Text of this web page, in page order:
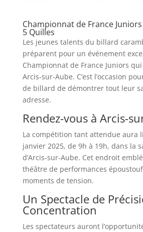
Championnat de France
5 Quilles
Les jeunes talents du billard
préparent pour un événement
Championnat de France Juniors
Arcis-sur-Aube. C’est l’occasion
de billard de démontrer tout leur
adresse.
Rendez-vous à Arcis-
La compétition tant attendue aura
janvier 2025, de 9h à 19h, dans la
d’Arcis-sur-Aube. Cet endroit
théâtre de performances
moments de tension.
Un Spectacle de
Concentration
Les spectateurs auront